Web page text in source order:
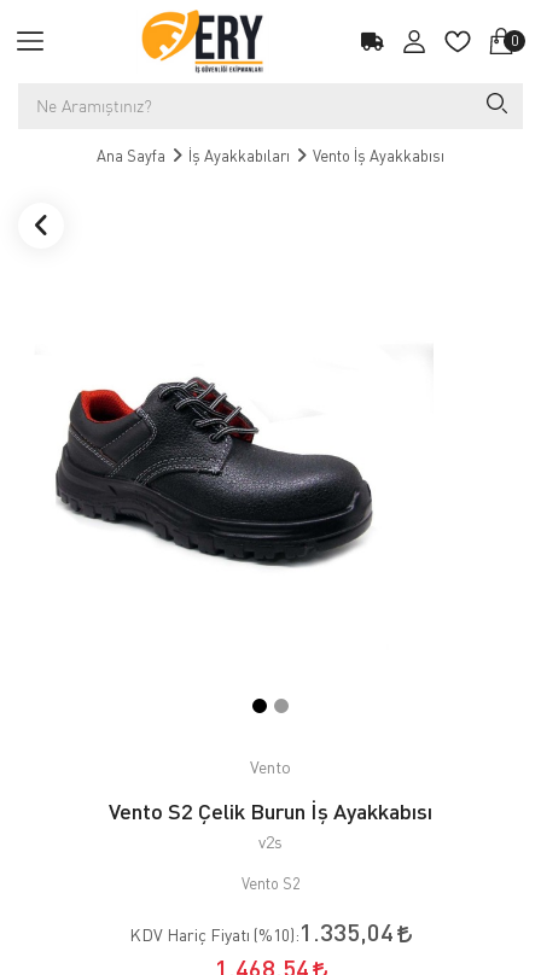
0
Ana Sayfa İş Ayakkabıları Vento İş Ayakkabısı
Vento
Vento S2 Çelik Burun İş Ayakkabısı
v2s
Vento S2
KDV Hariç Fiyatı (%10):1.335,04
1.468,54